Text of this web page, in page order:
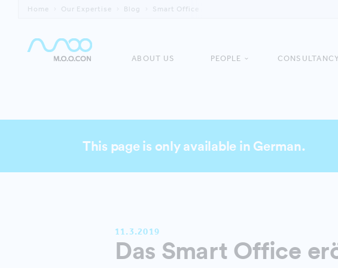
Home Our Expertise Blog Smart Office
ABOUT US PEOPLE CONSULTANCY
This page is only available in German.
11.3.2019
Das Smart Office